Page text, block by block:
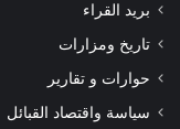
بريد القراء
تاريخ ومزارات
حوارات و تقارير
سياسة واقتصاد القبائل